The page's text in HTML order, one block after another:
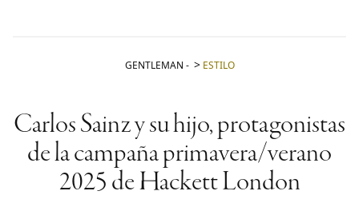
GENTLEMAN - ESTILO
Carlos Sainz y su hijo, protagonistas
de la campaña primavera/verano
2025 de Hackett London